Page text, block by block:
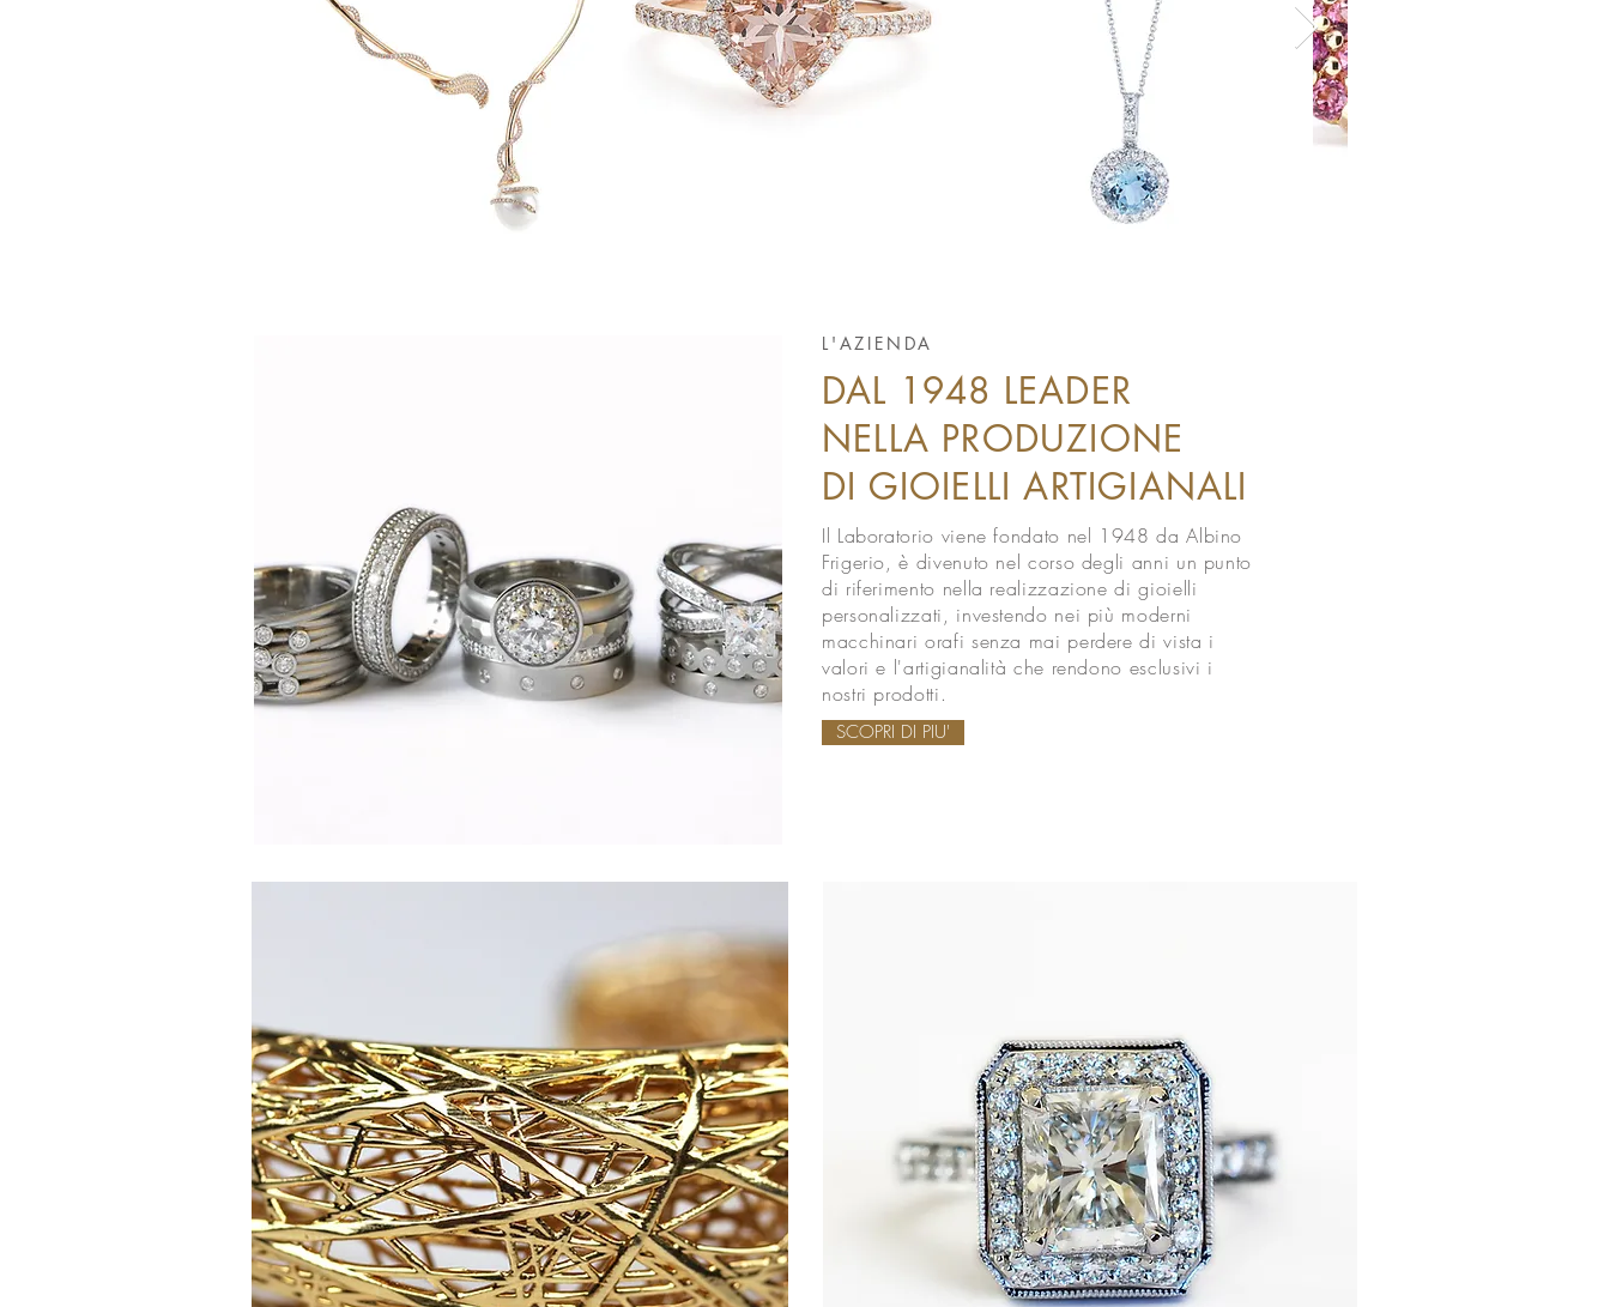
L'AZIENDA
DAL 1948 LEADER
NELLA PRODUZIONE
DI GIOIELLI ARTIGIANALI
Il Laboratorio viene fondato nel 1948 da Albino
Frigerio, è divenuto nel corso degli anni un punto
di riferimento nella realizzazione di gioielli
personalizzati, investendo nei più moderni
macchinari orafi senza mai perdere di vista i
valori e l'artigianalità che rendono esclusivi i
nostri prodotti.
SCOPRI DI PIU'